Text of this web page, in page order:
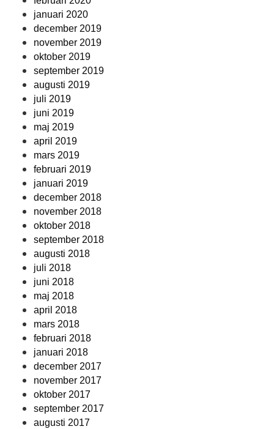
januari 2020
december 2019
november 2019
oktober 2019
september 2019
augusti 2019
juli 2019
juni 2019
maj 2019
april 2019
mars 2019
februari 2019
januari 2019
december 2018
november 2018
oktober 2018
september 2018
augusti 2018
juli 2018
juni 2018
maj 2018
april 2018
mars 2018
februari 2018
januari 2018
december 2017
november 2017
oktober 2017
september 2017
augusti 2017